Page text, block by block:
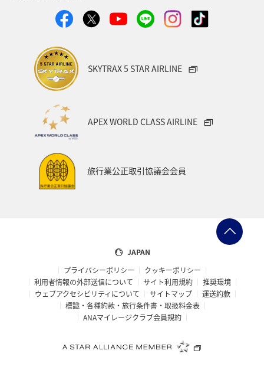
SKYTRAX 5 STAR AIRLINE
APEX WORLD CLASS AIRLINE
旅行業公正取引協議会会員
JAPAN
プライバシーポリシー
クッキーポリシー
利用者情報の外部送信について
サイト利用規約
推奨環境
ウェブアクセシビリティについて
サイトマップ
運送約款
標識・各種約款・旅行条件書・取扱料金表
ANAマイレージクラブ会員規約